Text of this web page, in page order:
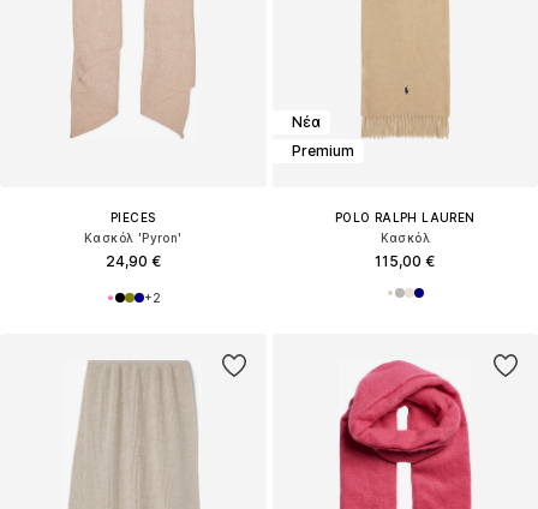
PIECES
Κασκόλ 'Pyron'
24,90 €
+2
Νέα
Premium
POLO RALPH LAUREN
Κασκόλ
115,00 €